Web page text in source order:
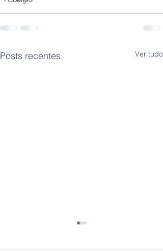
Posts recentes Ver tudo